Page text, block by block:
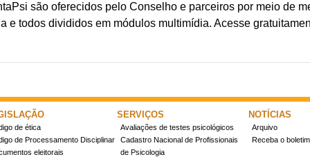
são oferecidos pelo Conselho e parceiros por meio de
e todos divididos em módulos multimídia. Acesse
de ética
de Processamento Disciplinar
eleitorais
SERVIÇOS
Avaliações de testes psicológicos
Cadastro Nacional de Profissionais
de Psicologia
NOTÍCIAS
Arquivo
Receba o boletim